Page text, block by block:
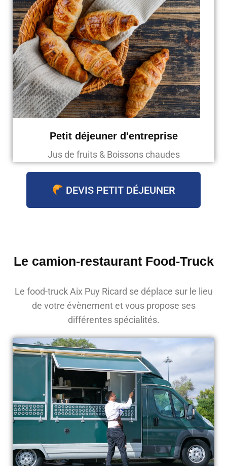
Petit déjeuner d'entreprise
Jus de fruits & Boissons chaudes
DEVIS PETIT DÉJEUNER
Le camion-restaurant Food-Truck
Le food-truck Aix Puy Ricard se déplace sur le lieu
de votre évènement et vous propose ses
différentes spécialités.